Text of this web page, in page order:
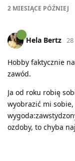
2 MIESIĄCE PÓŹNIEJ
Hela Bertz
Hobby faktycznie
zawód.
Ja od roku robię
wyobrazić mi
ozdoby, to chyba